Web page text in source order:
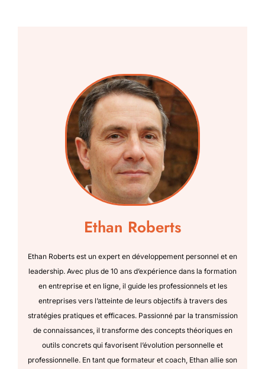
Ethan Roberts
Ethan Roberts est un expert en développement personnel et en
leadership. Avec plus de 10 ans d’expérience dans la formation
en entreprise et en ligne, il guide les professionnels et les
entreprises vers l’atteinte de leurs objectifs à travers des
stratégies pratiques et efficaces. Passionné par la transmission
de connaissances, il transforme des concepts théoriques en
outils concrets qui favorisent l’évolution personnelle et
professionnelle. En tant que formateur et coach, Ethan allie son